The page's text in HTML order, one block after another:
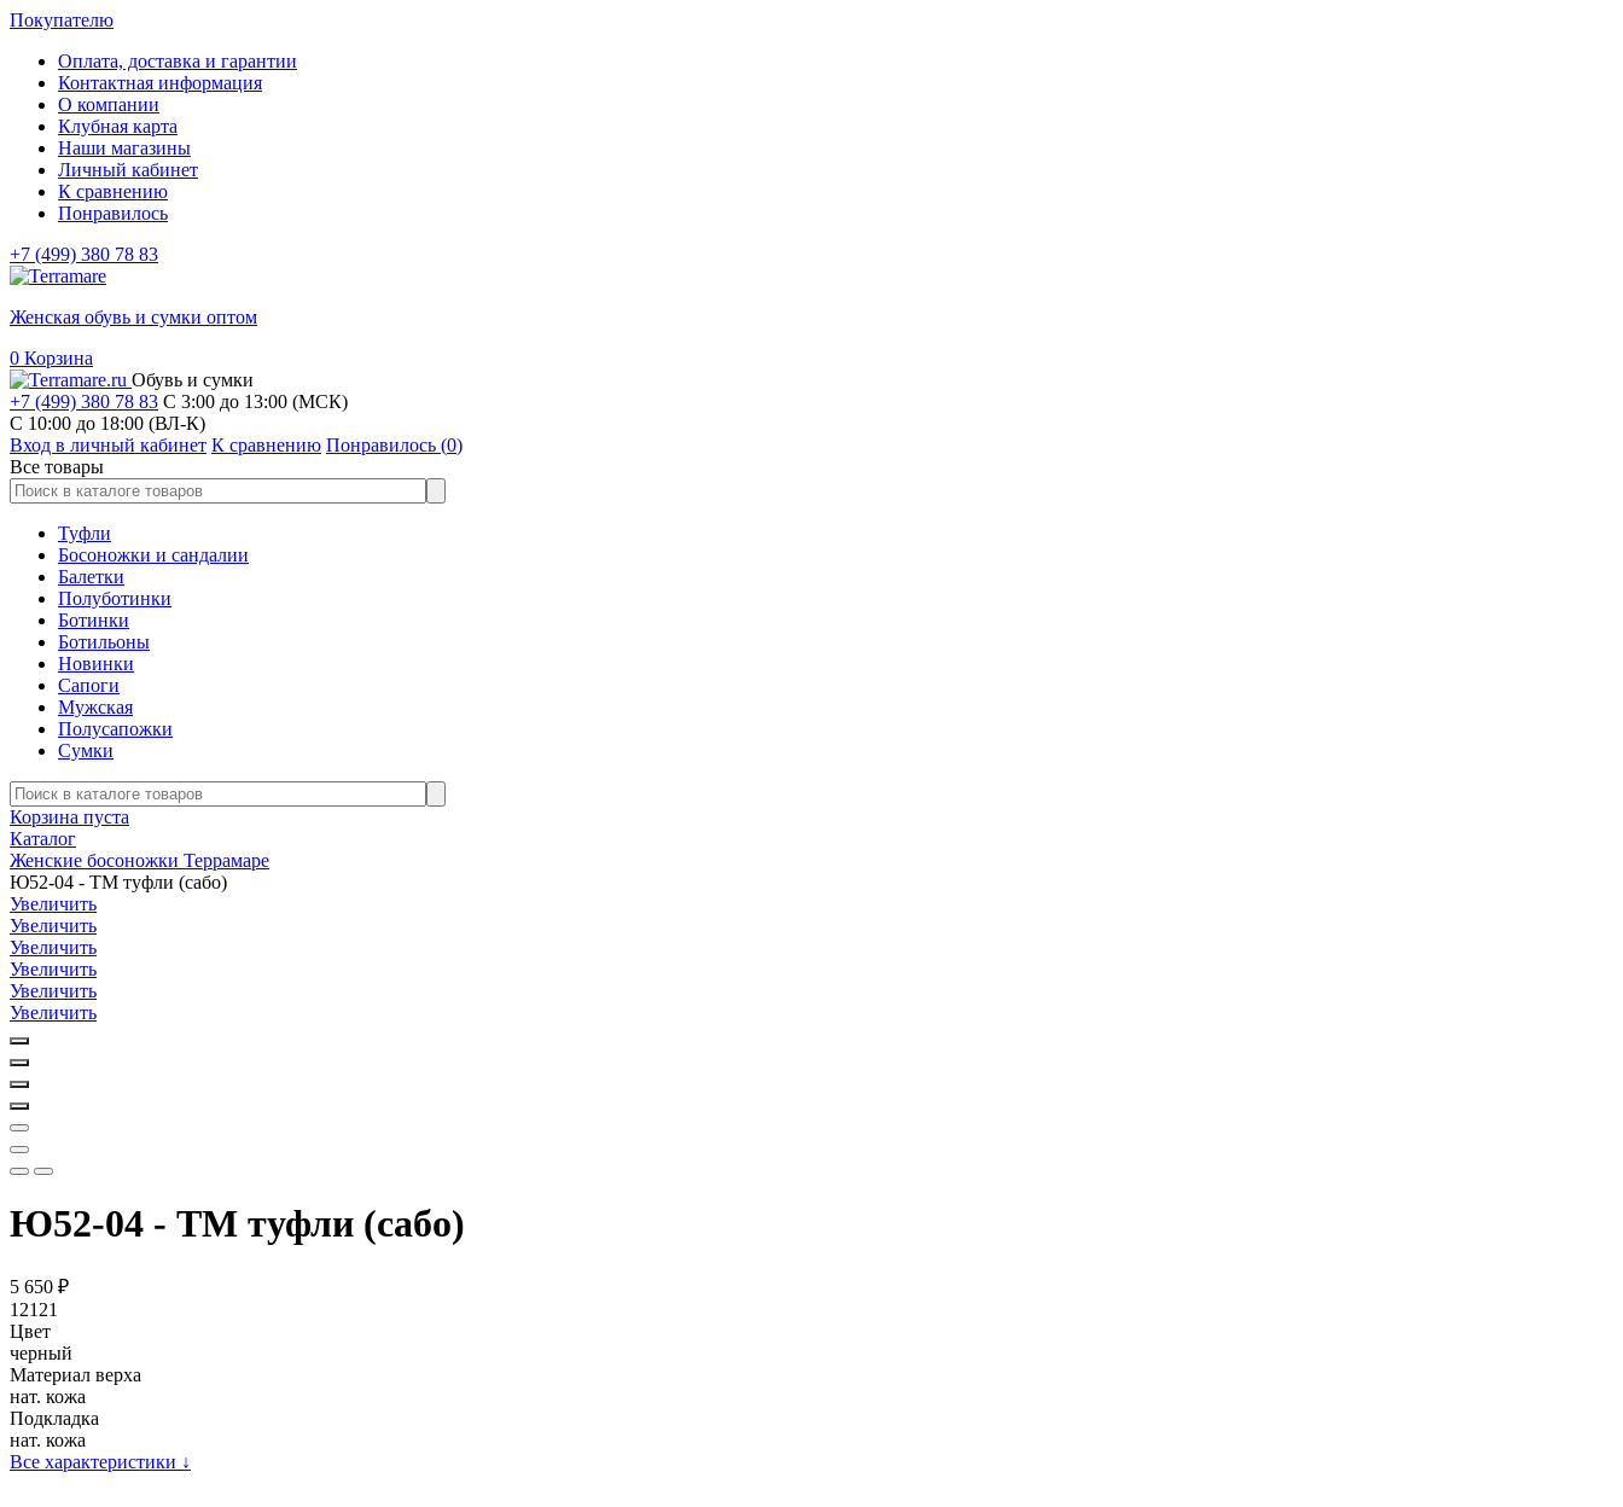
Покупателю
Оплата, доставка и гарантии
Контактная информация
О компании
Клубная карта
Наши магазины
Личный кабинет
К сравнению
Понравилось
+7 (499) 380 78 83
Женская обувь и сумки оптом
0 Корзина
Обувь и сумки
+7 (499) 380 78 83 С 3:00 до 13:00 (МСК)
C 10:00 до 18:00 (ВЛ-К)
Вход в личный кабинет К сравнению Понравилось (0)
Все товары
Туфли
Босоножки и сандалии
Балетки
Полуботинки
Ботинки
Ботильоны
Новинки
Сапоги
Мужская
Полусапожки
Сумки
Корзина пуста
Каталог
Женские босоножки Террамаре
Ю52-04 - ТМ туфли (сабо)
Увеличить
Увеличить
Увеличить
Увеличить
Увеличить
Увеличить
Ю52-04 - ТМ туфли (сабо)
5 650 ₽
12121
Цвет
черный
Материал верха
нат. кожа
Подкладка
нат. кожа
Все характеристики ↓